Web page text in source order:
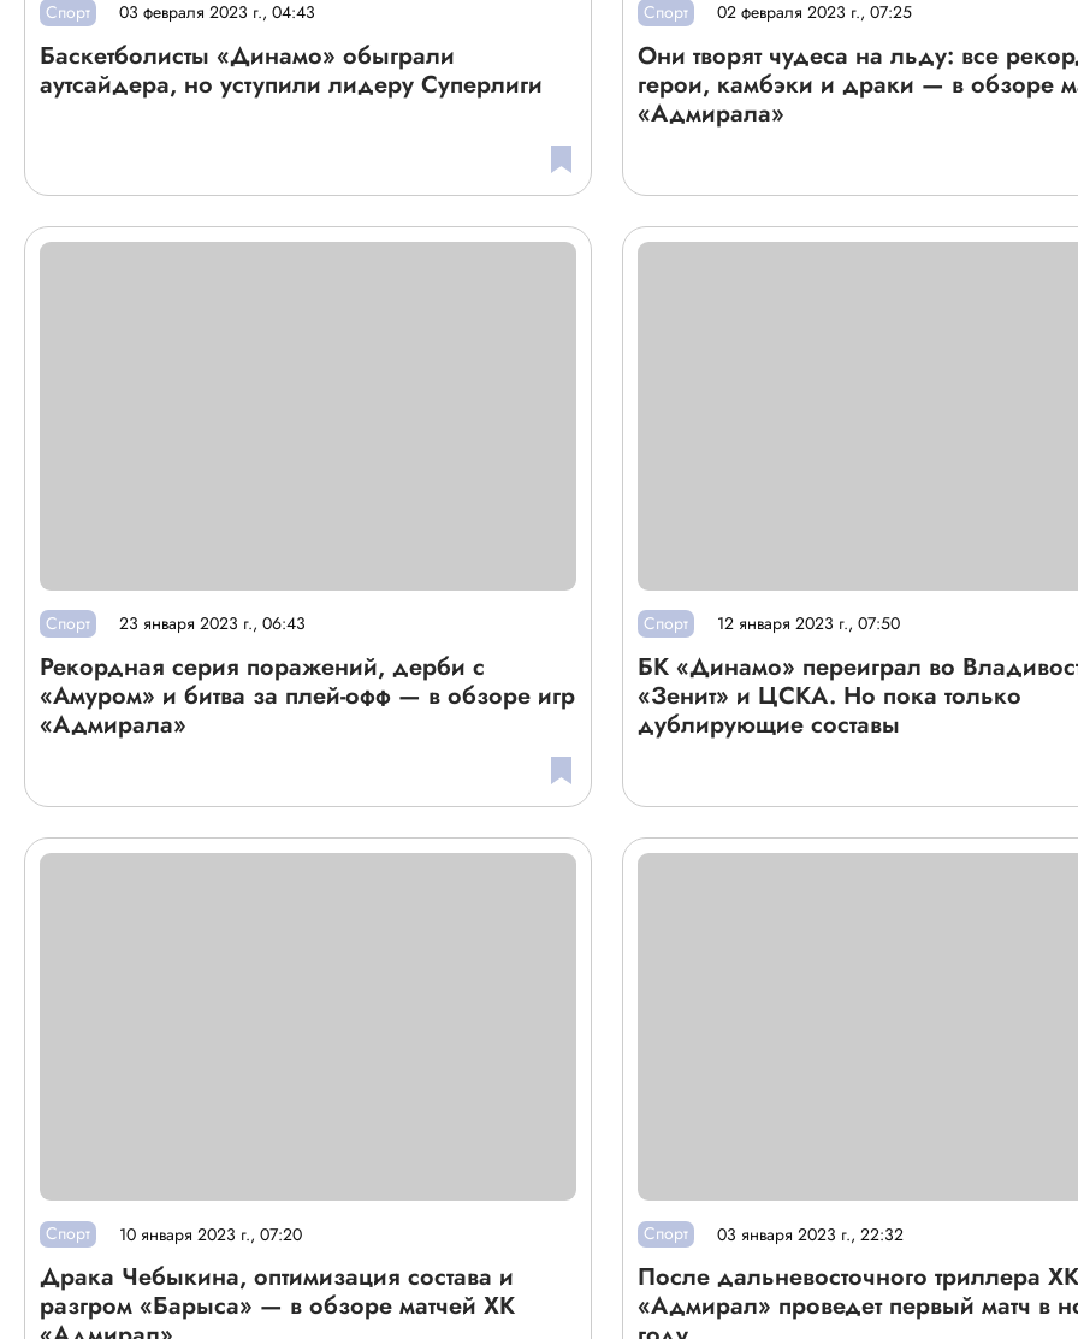
Спорт 03 февраля 2023 г., 04:43
Баскетболисты «Динамо» обыграли
аутсайдера, но уступили лидеру Суперлиги
Спорт 02 февраля 2023 г., 07:25
Они творят чудеса на льду: все
герои, камбэки и драки — в обзоре
«Адмирала»
Спорт 23 января 2023 г., 06:43
Рекордная серия поражений, дерби с
«Амуром» и битва за плей-офф — в обзоре игр
«Адмирала»
Спорт 12 января 2023 г., 07:50
БК «Динамо» переиграл во
«Зенит» и ЦСКА. Но пока только
дублирующие составы
Спорт 10 января 2023 г., 07:20
Драка Чебыкина, оптимизация состава и
разгром «Барыса» — в обзоре матчей ХК
Спорт 03 января 2023 г., 22:32
После дальневосточного триллера ХК
«Адмирал» проведет первый матч в